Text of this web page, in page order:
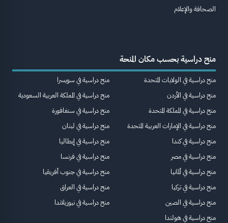
الصحافة والإعلام
منح دراسية بحسب مكان المنحة
منح دراسية في الولايات المتحدة
منح دراسية في الأردن
منح دراسية في المملكة المتحدة
منح دراسية في الإمارات العربية المتحدة
منح دراسية في كندا
منح دراسية في مصر
منح دراسية في ألمانيا
منح دراسية في تركيا
منح دراسية في الصين
منح دراسية في هولندا
منح دراسية في سويسرا
منح دراسية في المملكة العربية السعودية
منح دراسية في سنغافورة
منح دراسية في لبنان
منح دراسية في إيطاليا
منح دراسية في فرنسا
منح دراسية في جنوب أفريقيا
منح دراسية في العراق
منح دراسية في نيوزيلاندا